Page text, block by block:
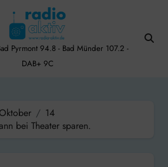
Pyrmont 94.8 - Bad Münder 107.2 -
DAB+ 9C
Oktober
14
bei Theater sparen.